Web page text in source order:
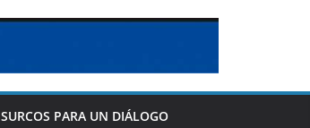
SURCOS PARA UN DIÁLOGO